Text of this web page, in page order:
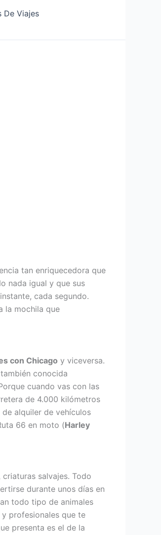
De Viajes
tan enriquecedora que
nada igual y que sus
cada segundo.
la mochila que
con Chicago y viceversa.
conocida
cuando vas con las
de 4.000 kilómetros
alquiler de vehículos
66 en moto (Harley
salvajes. Todo
durante unos días en
todo tipo de animales
profesionales que te
presenta es el de la